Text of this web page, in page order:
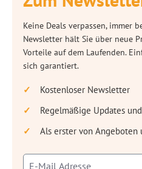
Keine Deals verpassen, immer
Newsletter hält Sie über neue
Vorteile auf dem Laufenden.
sich garantiert.
Kostenloser Newsletter
Regelmäßige Updates
Als erster von